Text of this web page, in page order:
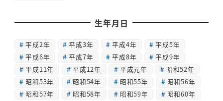
生年月日
平成2年 平成3年 平成4年
平成5年
平成6年
平成7年 平成8年
平成9年
平成11年
平成12年 平成元年
昭和52年
昭和53年
昭和54年 昭和55年
昭和56年
昭和57年
昭和58年 昭和59年
昭和60年